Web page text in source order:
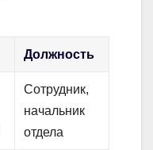
Должность
Сотрудник,
начальник
отдела